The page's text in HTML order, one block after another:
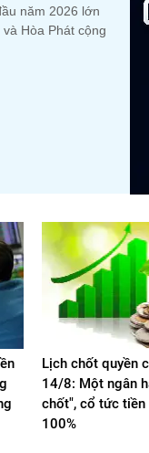
năm 2026 lớn
Hòa Phát cộng
Lịch chốt quyền
14/8: Một ngân
chốt", cổ tức
100%